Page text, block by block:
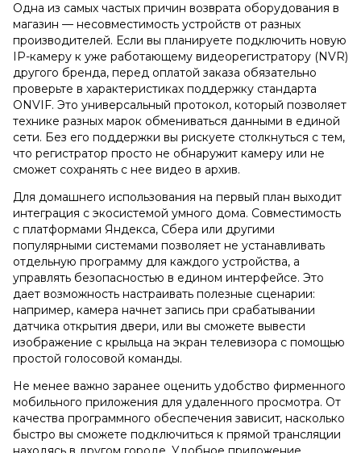
Одна из самых частых причин возврата оборудования в
магазин — несовместимость устройств от разных
производителей. Если вы планируете подключить новую
IP-камеру к уже работающему видеорегистратору (NVR)
другого бренда, перед оплатой заказа обязательно
проверьте в характеристиках поддержку стандарта
ONVIF. Это универсальный протокол, который позволяет
технике разных марок обмениваться данными в единой
сети. Без его поддержки вы рискуете столкнуться с тем,
что регистратор просто не обнаружит камеру или не
сможет сохранять с нее видео в архив.
Для домашнего использования на первый план выходит
интеграция с экосистемой умного дома. Совместимость
с платформами Яндекса, Сбера или другими
популярными системами позволяет не устанавливать
отдельную программу для каждого устройства, а
управлять безопасностью в едином интерфейсе. Это
дает возможность настраивать полезные сценарии:
например, камера начнет запись при срабатывании
датчика открытия двери, или вы сможете вывести
изображение с крыльца на экран телевизора с помощью
простой голосовой команды.
Не менее важно заранее оценить удобство фирменного
мобильного приложения для удаленного просмотра. От
качества программного обеспечения зависит, насколько
быстро вы сможете подключиться к прямой трансляции